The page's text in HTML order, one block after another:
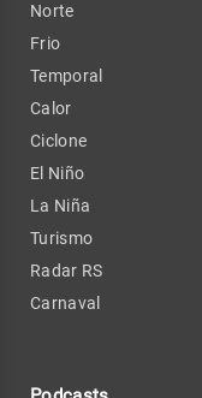
Norte
Frio
Temporal
Calor
Ciclone
El Niño
La Niña
Turismo
Radar RS
Carnaval